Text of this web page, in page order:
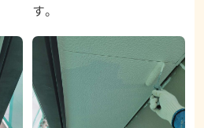
す。